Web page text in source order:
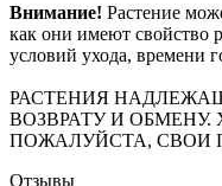
Внимание! Растение
как они имеют свойство
условий ухода, времени
РАСТЕНИЯ
ВОЗВРАТУ И
ПОЖАЛУЙСТА, СВОИ
Отзывы